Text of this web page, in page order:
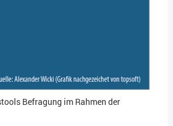
Befragung im Rahmen der